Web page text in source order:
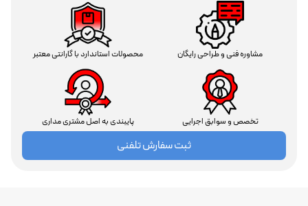
مشاوره فنی و طراحی رایگان محصولات استاندارد با گارانتی معتبر
تخصص و سوابق اجرایی پایبندی به اصل مشتری مداری
ثبت سفارش تلفنی